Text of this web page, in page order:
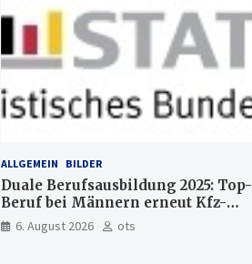
ALLGEMEIN BILDER
Duale Berufsausbildung 2025: Top-
Beruf bei Männern erneut Kfz-
Mechatroniker, bei Frauen
medizinische Fachangestellte
6. August 2026 ots